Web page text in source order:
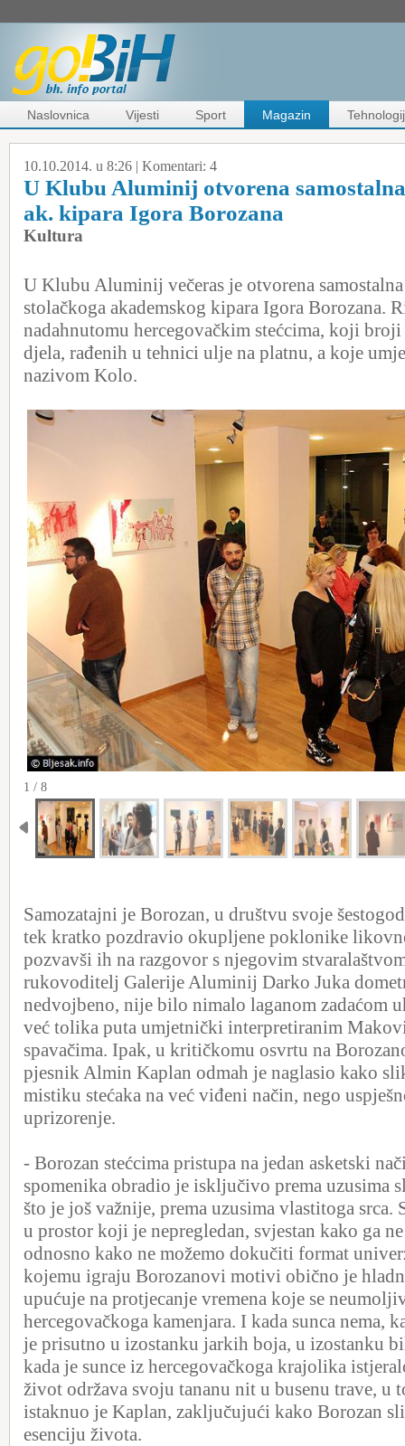
Naslovnica Vijesti Sport Magazin
10.10.2014. u 8:26 | Komentari: 4
U Klubu Aluminij otvorena
ak. kipara Igora Borozana
Kultura
U Klubu Aluminij večeras je otvorena
stolačkoga akademskog kipara Igora Borozana.
nadahnutomu hercegovačkim stećcima, koji
djela, rađenih u tehnici ulje na platnu, a koje
nazivom Kolo.
1 / 8
Samozatajni je Borozan, u društvu svoje
tek kratko pozdravio okupljene poklonike
pozvavši ih na razgovor s njegovim
rukovoditelj Galerije Aluminij Darko Juka
nedvojbeno, nije bilo nimalo laganom zadaćom
već tolika puta umjetnički interpretiranim
spavačima. Ipak, u kritičkomu osvrtu na
pjesnik Almin Kaplan odmah je naglasio kako
mistiku stećaka na već viđeni način, nego
uprizorenje.
- Borozan stećcima pristupa na jedan asketski
spomenika obradio je isključivo prema uzusima
što je još važnije, prema uzusima vlastitoga srca.
u prostor koji je nepregledan, svjestan kako ga
odnosno kako ne možemo dokučiti format
kojemu igraju Borozanovi motivi obično je
upućuje na protjecanje vremena koje se
hercegovačkoga kamenjara. I kada sunca nema,
je prisutno u izostanku jarkih boja, u izostanku
kada je sunce iz hercegovačkoga krajolika
život održava svoju tananu nit u busenu trave, u
istaknuo je Kaplan, zaključujući kako Borozan
esenciju života.